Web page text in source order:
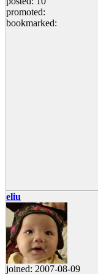
promoted:
bookmarked:
eliu
joined: 2007-08-09